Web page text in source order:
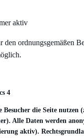
aktiv
den ordnungsgemäßen
4
die Seite nutzen
Alle Daten werden
aktiv).